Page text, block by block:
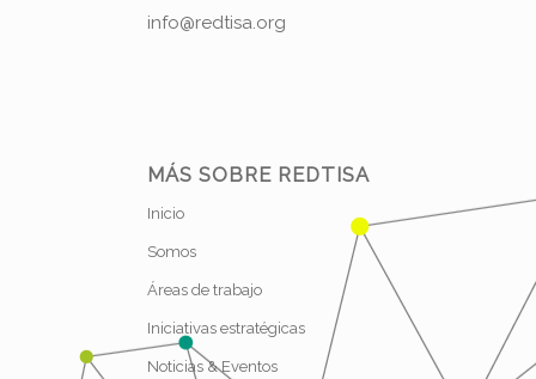
info@redtisa.org
MÁS SOBRE REDTISA
Inicio
Somos
Áreas de trabajo
Iniciativas estratégicas
Noticias & Eventos